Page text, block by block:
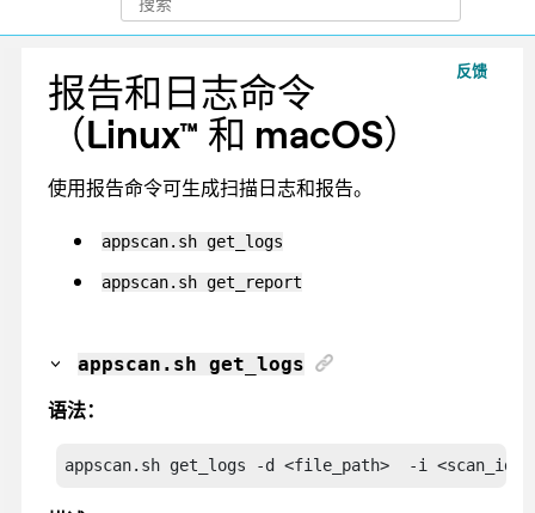
反馈
报告和日志命令
（Linux™ 和 macOS）
使用报告命令可生成扫描日志和报告。
appscan.sh get_logs
appscan.sh get_report
appscan .sh get_logs
语法：
appscan.sh get_logs -d <file_path>  -i <scan_id>